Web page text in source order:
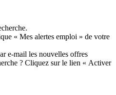
« Mes alertes emploi » de votre
e-mail les nouvelles offres
? Cliquez sur le lien « Activer